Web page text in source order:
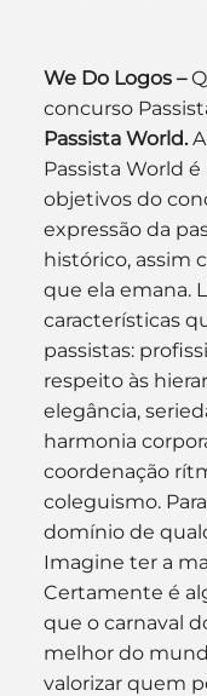
We Do Logos –
concurso
Passista World. A
Passista World
objetivos do
expressão da
histórico, assim
que ela emana.
características
passistas:
respeito às
elegância,
harmonia
coordenação
coleguismo.
domínio de
Imagine ter a
Certamente é
que o carnaval
melhor do
valorizar quem